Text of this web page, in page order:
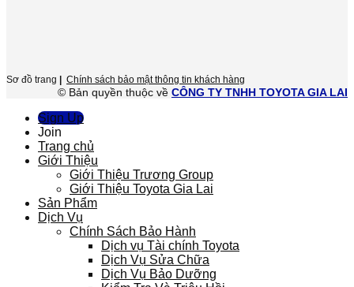
Sơ đồ trang | Chính sách bảo mật thông tin khách hàng
© Bản quyền thuộc về CÔNG TY TNHH TOYOTA GIA LAI
Sign Up
Join
Trang chủ
Giới Thiệu
Giới Thiệu Trương Group
Giới Thiệu Toyota Gia Lai
Sản Phẩm
Dịch Vụ
Chính Sách Bảo Hành
Dịch vụ Tài chính Toyota
Dịch Vụ Sửa Chữa
Dịch Vụ Bảo Dưỡng